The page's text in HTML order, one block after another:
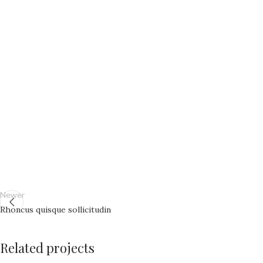
Newer
Rhoncus quisque sollicitudin
Related projects